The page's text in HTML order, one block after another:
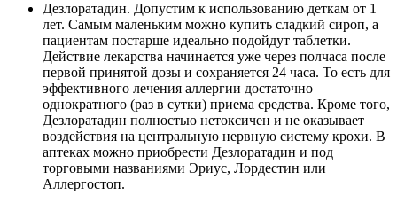
Дезлоратадин. Допустим к использованию деткам от 1
лет. Самым маленьким можно купить сладкий сироп, а
пациентам постарше идеально подойдут таблетки.
Действие лекарства начинается уже через полчаса после
первой принятой дозы и сохраняется 24 часа. То есть для
эффективного лечения аллергии достаточно
однократного (раз в сутки) приема средства. Кроме того,
Дезлоратадин полностью нетоксичен и не оказывает
воздействия на центральную нервную систему крохи. В
аптеках можно приобрести Дезлоратадин и под
торговыми названиями Эриус, Лордестин или
Аллергостоп.